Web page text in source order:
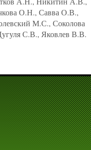
О.Н., Савва О.В.,
М.С., Соколова
С.В., Яковлев В.В.